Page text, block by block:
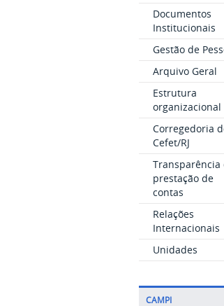
Documentos
Institucionais
Gestão de
Arquivo Geral
Estrutura
organizacional
Corregedoria
Cefet/RJ
Transparência
prestação de
contas
Relações
Internacionais
Unidades
CAMPI